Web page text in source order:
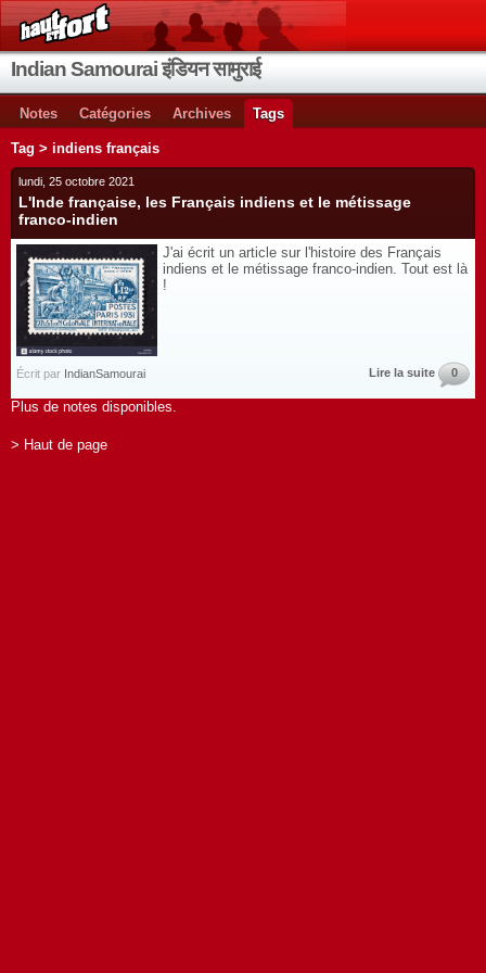
Indian Samourai इंडियन सामुराई
Notes Catégories Archives Tags
Tag > indiens français
lundi, 25 octobre 2021
L'Inde française, les Français indiens et le métissage
franco-indien
J'ai écrit un article sur l'histoire des Français
indiens et le métissage franco-indien. Tout est là
!
Écrit par IndianSamourai Lire la suite 0
Plus de notes disponibles.
> Haut de page